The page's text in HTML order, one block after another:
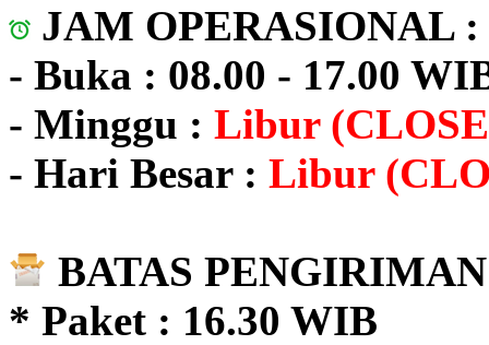
JAM OPERASIONAL :
- Buka : 08.00 - 17.00
- Minggu : Libur
- Hari Besar : Libur
BATAS
* Paket : 16.30 WIB